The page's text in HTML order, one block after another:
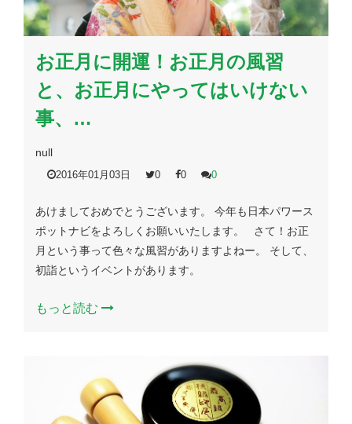
お正月に開運！お正月の風習
と、お正月にやってはいけない
事、…
null
2016年01月03日 0 0 0
あけましておめでとうございます。 今年も日本パワース
ポットナビをよろしくお願いいたします。 さて！お正
月という事って色々な風習がありますよねー。 そして、
初詣というイベントがあります。
もっと読む